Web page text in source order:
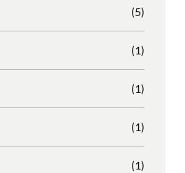
(5)
(1)
(1)
(1)
(1)